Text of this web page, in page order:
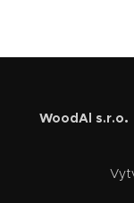
WoodAl s.r.o.